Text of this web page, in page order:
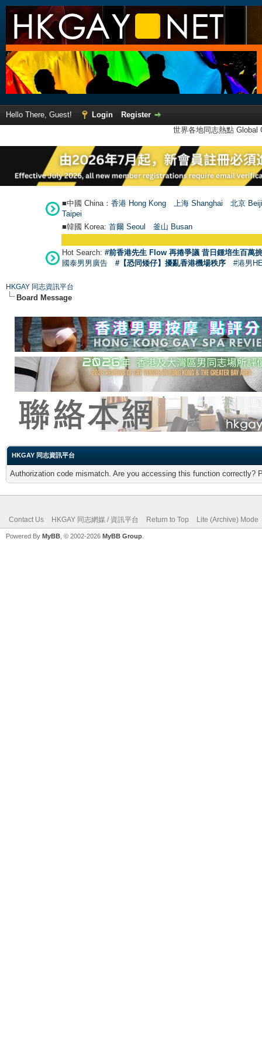
Hello There, Guest! Login
Register
世界各地同志熱點
■中國 China： 香港 Hong Kong 上海 Shanghai
北京
Taipei
■韓國 Korea: 首爾 Seoul 釜山 Busan
Hot Search: #前香港先生 Flow 再捲爭議 昔日鍾培生百萬
國泰男男廣告
#【恐同矮仔】擾亂香港機場秩序 #港男
HKGAY 同志資訊平台
Board Message
HKGAY 同志資訊平台
Authorization code mismatch. Are you accessing this function correctly?
Contact Us HKGAY 同志網媒 / 資訊平台 Return to Top Lite (Archive) Mode
Powered By MyBB , © 2002-2026 MyBB Group